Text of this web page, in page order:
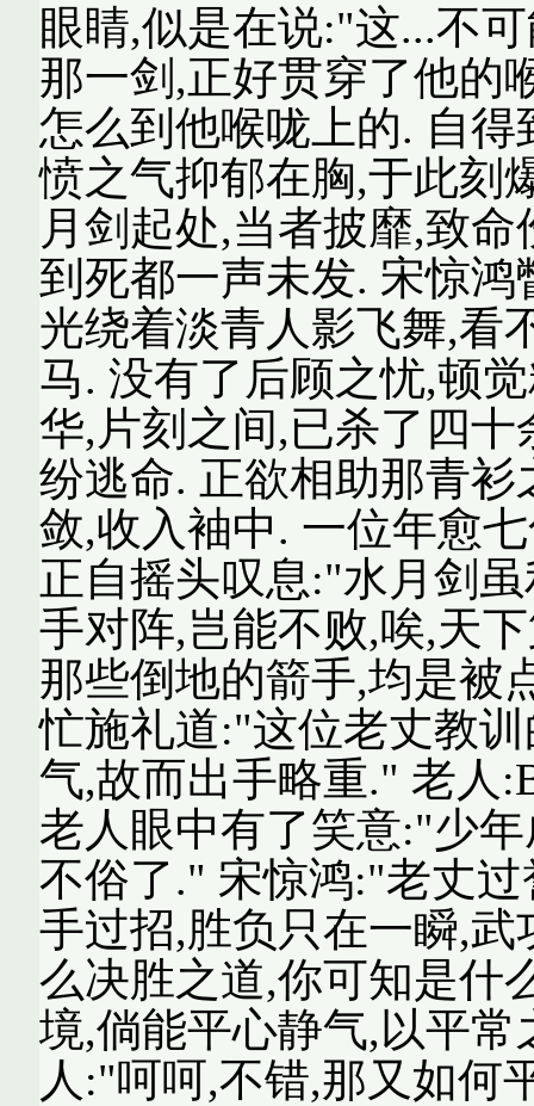
眼睛,似是在说:"这...不
那一剑,正好贯穿了他的
怎么到他喉咙上的. 自
愤之气抑郁在胸,于此刻
月剑起处,当者披靡,致
到死都一声未发. 宋惊
光绕着淡青人影飞舞,看
马. 没有了后顾之忧,顿
华,片刻之间,已杀了四
纷逃命. 正欲相助那青
敛,收入袖中. 一位年愈
正自摇头叹息:"水月剑
手对阵,岂能不败,唉,天
那些倒地的箭手,均是被
忙施礼道:"这位老丈教
气,故而出手略重." 老人
老人眼中有了笑意:"少
不俗了." 宋惊鸿:"老丈
手过招,胜负只在一瞬,
么决胜之道,你可知是什
境,倘能平心静气,以平
人:"呵呵,不错,那又如何